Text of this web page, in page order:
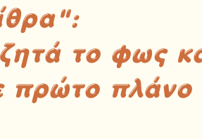
το φως
πρώτο πλάνο